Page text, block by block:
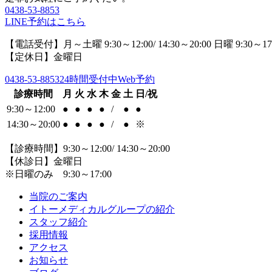
0438-53-8853
LINE予約はこちら
【電話受付】月～土曜 9:30～12:00/ 14:30～20:00 日曜 9:30～
【定休日】金曜日
0438-53-885324時間受付中Web予約
診療時間
月 火 水 木 金 土 日/祝
9:30～12:00
● ● ● ● / ●
●
14:30～20:00 ● ● ● ● / ● ※
【診療時間】9:30～12:00/ 14:30～20:00
【休診日】金曜日
※日曜のみ 9:30～17:00
当院のご案内
イトーメディカルグループの紹介
スタッフ紹介
採用情報
アクセス
お知らせ